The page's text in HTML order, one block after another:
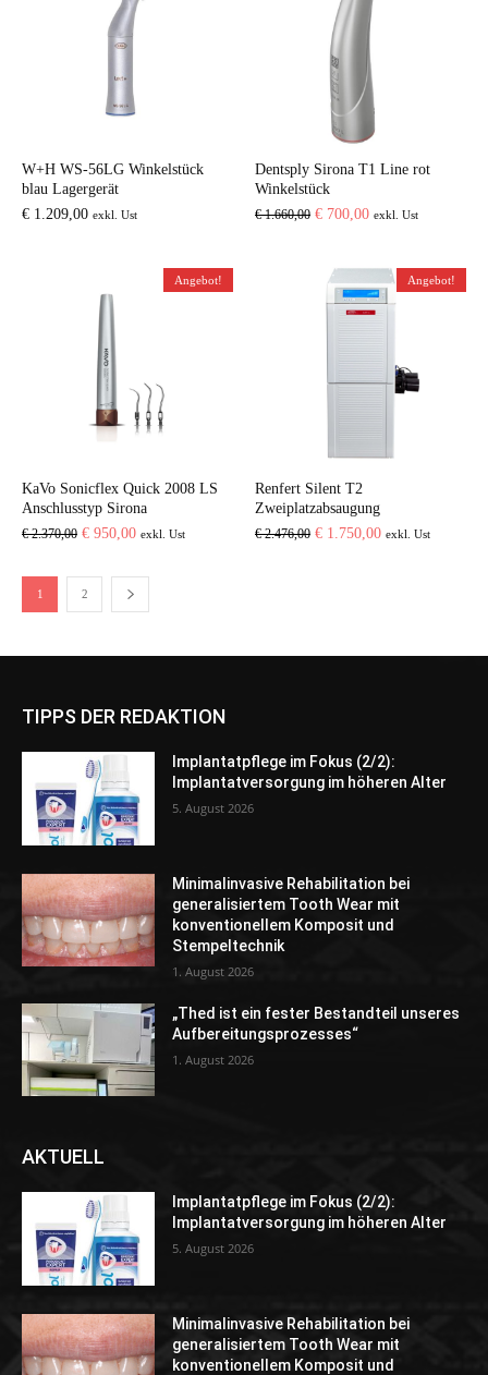
W+H WS-56LG Winkelstück
blau Lagergerät
€ 1.209,00 exkl. Ust
Dentsply Sirona T1 Line rot
Winkelstück
€1.660,00 Ursprünglicher
€ 1.660,00
€ 700,00Aktueller
€ 700,00.
exkl. Ust
Angebot!
KaVo Sonicflex Quick 2008 LS
Anschlusstyp Sirona
€2.370,00 Ursprünglicher
war:
€ 950,00Aktueller
ist:
exkl. Ust
Angebot!
Renfert Silent T2
Zweiplatzabsaugung
€2.476,00 Ursprünglicher
€ 1.750,00Aktueller
exkl. Ust
1 2
TIPPS DER REDAKTION
Implantatpflege im Fokus (2/2):
Implantatversorgung im höheren Alter
5. August 2026
Minimalinvasive Rehabilitation bei
generalisiertem Tooth Wear mit
konventionellem Komposit und
Stempeltechnik
1. August 2026
„Thed ist ein fester Bestandteil unseres
Aufbereitungsprozesses“
1. August 2026
AKTUELL
Implantatpflege im Fokus (2/2):
Implantatversorgung im höheren Alter
5. August 2026
Minimalinvasive Rehabilitation bei
generalisiertem Tooth Wear mit
konventionellem Komposit und